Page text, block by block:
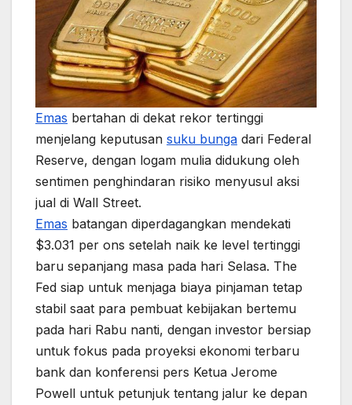
Emas bertahan di dekat rekor tertinggi
menjelang keputusan suku bunga dari Federal
Reserve, dengan logam mulia didukung oleh
sentimen penghindaran risiko menyusul aksi
jual di Wall Street.
Emas batangan diperdagangkan mendekati
$3.031 per ons setelah naik ke level tertinggi
baru sepanjang masa pada hari Selasa. The
Fed siap untuk menjaga biaya pinjaman tetap
stabil saat para pembuat kebijakan bertemu
pada hari Rabu nanti, dengan investor bersiap
untuk fokus pada proyeksi ekonomi terbaru
bank dan konferensi pers Ketua Jerome
Powell untuk petunjuk tentang jalur ke depan